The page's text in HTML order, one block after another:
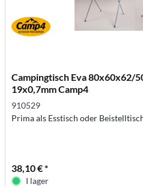
Campingtisch Eva 80x60x62/
19x0,7mm Camp4
910529
Prima als Esstisch oder
38,10 € *
I lager